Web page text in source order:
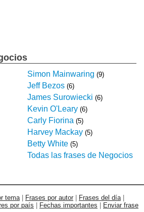
Simon Mainwaring (9)
Jeff Bezos (6)
James Surowiecki (6)
Kevin O'Leary (6)
Carly Fiorina (5)
Harvey Mackay (5)
Betty White (5)
Todas las frases de Negocios
tema Frases por autor Frases del día
por país Fechas importantes Enviar frase